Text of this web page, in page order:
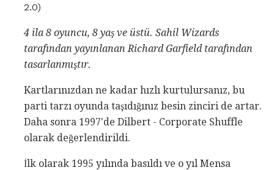
2.0)
4 ila 8 oyuncu, 8 yaş ve üstü. Sahil Wizards
tarafından yayınlanan Richard Garfield tarafından
tasarlanmıştır.
Kartlarınızdan ne kadar hızlı kurtulursanız, bu
parti tarzı oyunda taşıdığınız besin zinciri de artar.
Daha sonra 1997'de Dilbert - Corporate Shuffle
olarak değerlendirildi.
İlk olarak 1995 yılında basıldı ve o yıl Mensa